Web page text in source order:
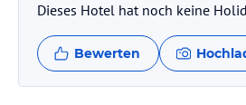
Dieses Hotel hat noch keine
Bewerten